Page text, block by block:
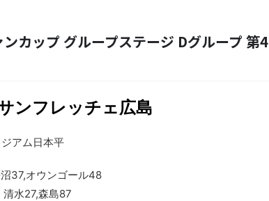
カップ グループステージ Dグループ 第4
ンフレッチェ広島
アム日本平
37,オウンゴール48
清水27,森島87